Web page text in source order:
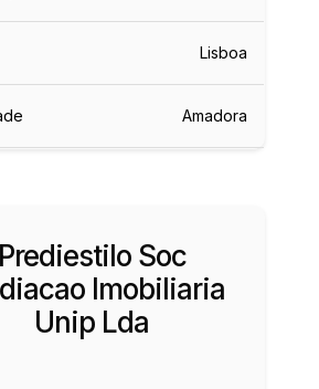
Lisboa
Amadora
Prediestilo Soc
Imobiliaria
Unip Lda